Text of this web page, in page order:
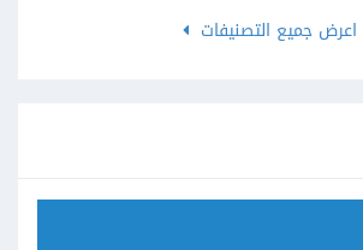
اعرض جميع التصنيفات